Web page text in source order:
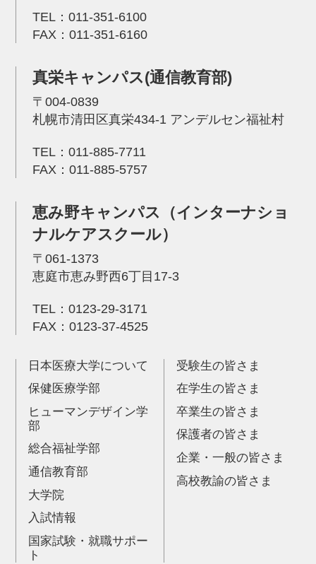
TEL： 011-351-6100
FAX：011-351-6160
真栄キャンパス(通信教育部)
〒004-0839
札幌市清田区真栄434-1 アンデルセン福祉村
TEL： 011-885-7711
FAX：011-885-5757
恵み野キャンパス（インターナショ
ナルケアスクール）
〒061-1373
恵庭市恵み野西6丁目17-3
TEL： 0123-29-3171
FAX：0123-37-4525
日本医療大学について
保健医療学部
ヒューマンデザイン学
部
総合福祉学部
通信教育部
大学院
入試情報
国家試験・就職サポー
ト
受験生の皆さま
在学生の皆さま
卒業生の皆さま
保護者の皆さま
企業・一般の皆さま
高校教諭の皆さま